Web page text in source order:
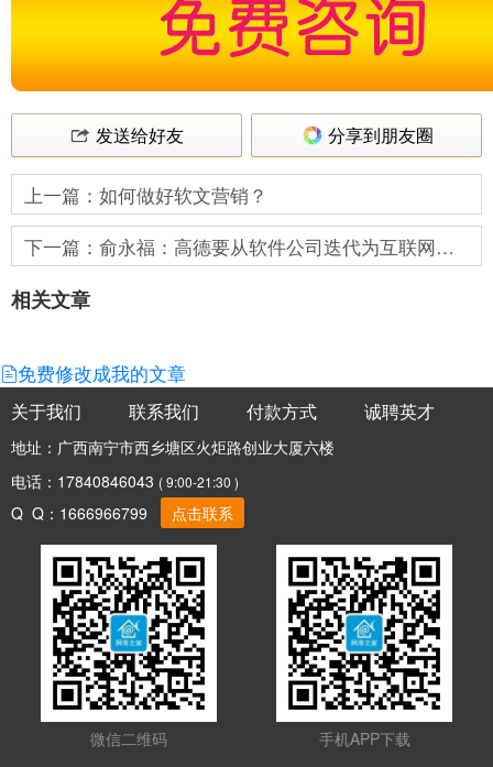
发送给好友 分享到朋友圈
上一篇：如何做好软文营销？
下一篇：俞永福：高德要从软件公司迭代为互联网公司
相关文章
免费修改成我的文章
关于我们 联系我们 付款方式 诚聘英才
地址：广西南宁市西乡塘区火炬路创业大厦六楼
电话：17840846043 ( 9:00-21:30 )
Q Q：1666966799 点击联系
微信二维码 手机APP下载